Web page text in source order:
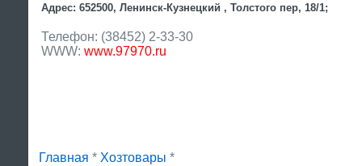
Адрес: 652500, Ленинск-Кузнецкий , Толстого пер, 18/1;
Телефон: (38452) 2-33-30
WWW: www.97970.ru
Главная * Хозтовары *